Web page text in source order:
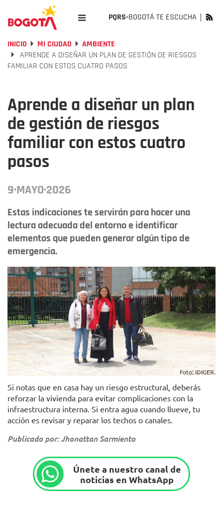
PQRS-BOGOTÁ TE ESCUCHA
INICIO MI CIUDAD
AMBIENTE
APRENDE A DISEÑAR UN PLAN DE GESTIÓN DE RIESGOS
FAMILIAR CON ESTOS CUATRO PASOS
Aprende a diseñar un plan
de gestión de riesgos
familiar con estos cuatro
pasos
9·MAYO·2026
Estas indicaciones te servirán para hacer una
lectura adecuada del entorno e identificar
elementos que pueden generar algún tipo de
emergencia.
Foto: IDIGER.
Si notas que en casa hay un riesgo estructural, deberás
reforzar la vivienda para evitar complicaciones con la
infraestructura interna. Si entra agua cuando llueve, tu
acción es revisar y reparar los techos o canales.
Publicado por: Jhonattan Sarmiento
Únete a nuestro canal de
noticias en WhatsApp